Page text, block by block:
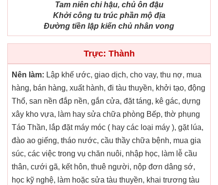
Tam niên chi hậu, chủ ôn đậu
Khởi công tu trúc phần mộ địa
Đường tiền lập kiến chủ nhân vong
Trực: Thành
Nên làm: Lập khế ước, giao dịch, cho vay, thu nợ, mua
hàng, bán hàng, xuất hành, đi tàu thuyền, khởi tạo, động
Thổ, san nền đắp nền, gắn cửa, đặt táng, kê gác, dựng
xây kho vựa, làm hay sửa chữa phòng Bếp, thờ phụng
Táo Thần, lắp đặt máy móc ( hay các loại máy ), gặt lúa,
đào ao giếng, tháo nước, cầu thầy chữa bệnh, mua gia
súc, các việc trong vụ chăn nuôi, nhập học, làm lễ cầu
thân, cưới gã, kết hôn, thuê người, nộp đơn dâng sớ,
học kỹ nghệ, làm hoặc sửa tàu thuyền, khai trương tàu